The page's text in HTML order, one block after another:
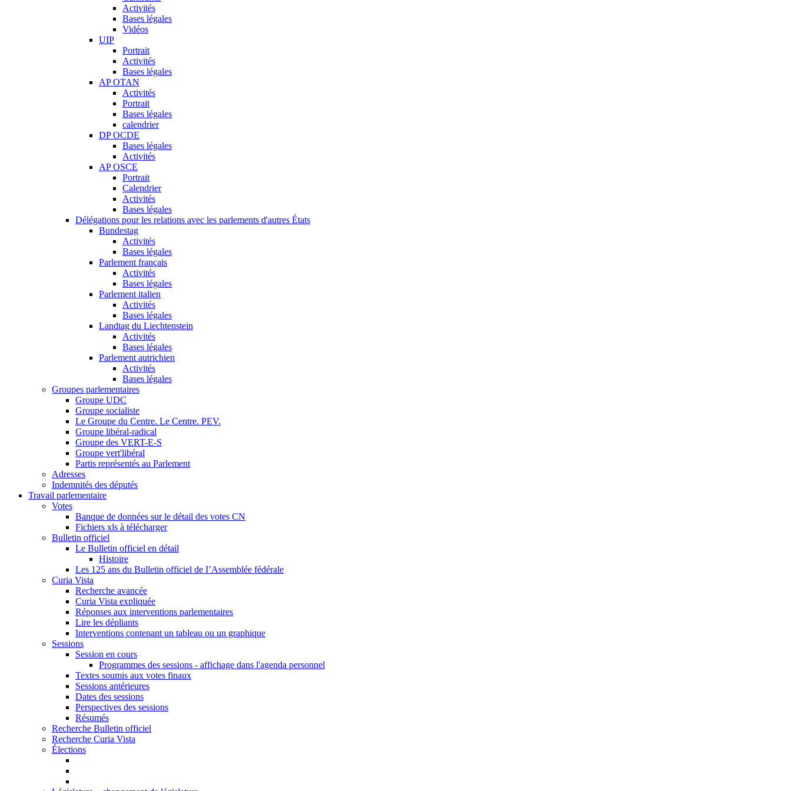
Activités
Bases légales
Vidéos
UIP
Portrait
Activités
Bases légales
AP OTAN
Activités
Portrait
Bases légales
calendrier
DP OCDE
Bases légales
Activités
AP OSCE
Portrait
Calendrier
Activités
Bases légales
Délégations pour les relations avec les parlements d'autres États
Bundestag
Activités
Bases légales
Parlement français
Activités
Bases légales
Parlement italien
Activités
Bases légales
Landtag du Liechtenstein
Activités
Bases légales
Parlement autrichien
Activités
Bases légales
Groupes parlementaires
Groupe UDC
Groupe socialiste
Le Groupe du Centre. Le Centre. PEV.
Groupe libéral-radical
Groupe des VERT-E-S
Groupe vert'libéral
Partis représentés au Parlement
Adresses
Indemnités des députés
Travail parlementaire
Votes
Banque de données sur le détail des votes CN
Fichiers xls à télécharger
Bulletin officiel
Le Bulletin officiel en détail
Histoire
Les 125 ans du Bulletin officiel de I’Assemblée fédérale
Curia Vista
Recherche avancée
Curia Vista expliquée
Réponses aux interventions parlementaires
Lire les dépliants
Interventions contenant un tableau ou un graphique
Sessions
Session en cours
Programmes des sessions - affichage dans l'agenda personnel
Textes soumis aux votes finaux
Sessions antérieures
Dates des sessions
Perspectives des sessions
Résumés
Recherche Bulletin officiel
Recherche Curia Vista
Élections